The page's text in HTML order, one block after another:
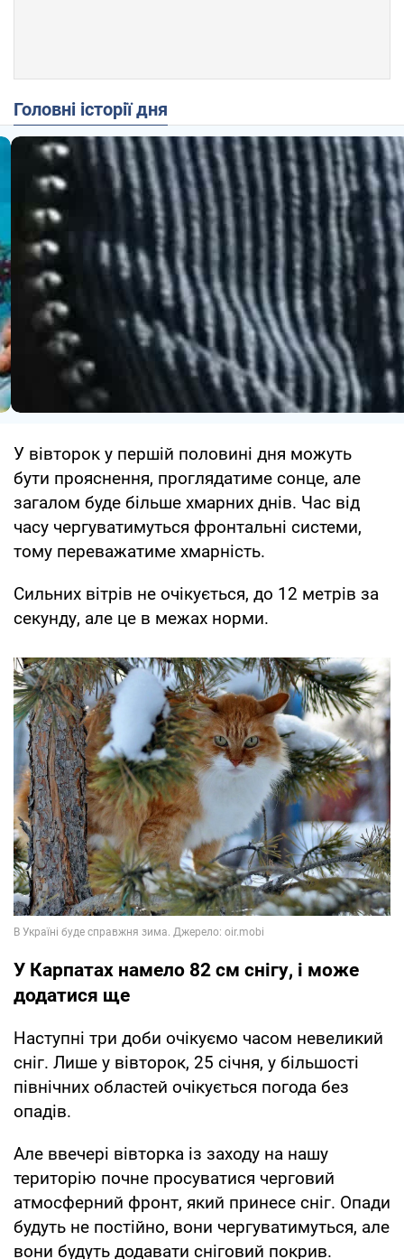
Головні історії дня
У вівторок у першій половині дня можуть
бути прояснення, проглядатиме сонце, але
загалом буде більше хмарних днів. Час від
часу чергуватимуться фронтальні системи,
тому переважатиме хмарність.
Сильних вітрів не очікується, до 12 метрів за
секунду, але це в межах норми.
У Карпатах намело 82 см снігу, і може
додатися ще
Наступні три доби очікуємо часом невеликий
сніг. Лише у вівторок, 25 січня, у більшості
північних областей очікується погода без
опадів.
Але ввечері вівторка із заходу на нашу
територію почне просуватися черговий
атмосферний фронт, який принесе сніг. Опади
будуть не постійно, вони чергуватимуться, але
вони будуть додавати сніговий покрив.